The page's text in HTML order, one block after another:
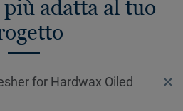
adatta al tuo
for Hardwax Oiled